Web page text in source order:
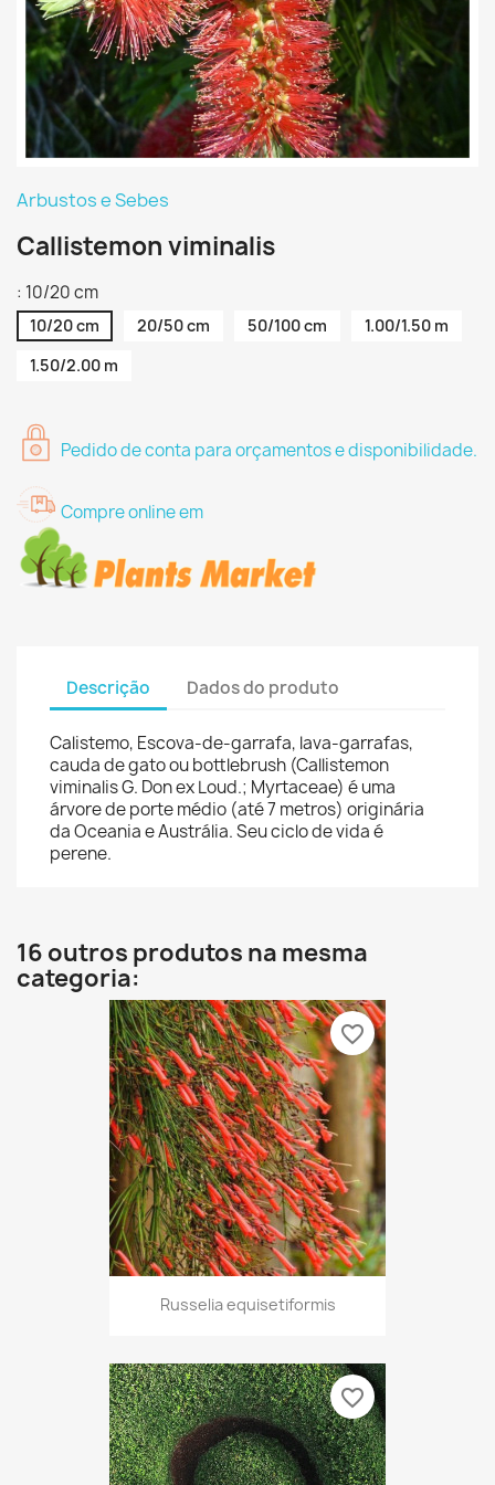
Arbustos e Sebes
Callistemon viminalis
: 10/20 cm
10/20 cm 20/50 cm 50/100 cm
1.00/1.50 m
1.50/2.00 m
Pedido de conta para orçamentos e disponibilidade.
Compre online em
Descrição Dados do produto
Calistemo, Escova-de-garrafa, lava-garrafas,
cauda de gato ou bottlebrush (Callistemon
viminalis G. Don ex Loud.; Myrtaceae) é uma
árvore de porte médio (até 7 metros) originária
da Oceania e Austrália. Seu ciclo de vida é
perene.
16 outros produtos na mesma
categoria:
Russelia equisetiformis
favorite_border
favorite_border